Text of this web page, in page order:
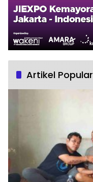
Artikel Popular